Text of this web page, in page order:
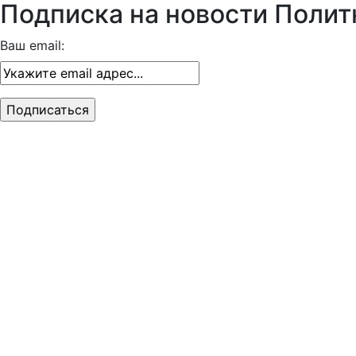
Подписка на новости
Ваш email: